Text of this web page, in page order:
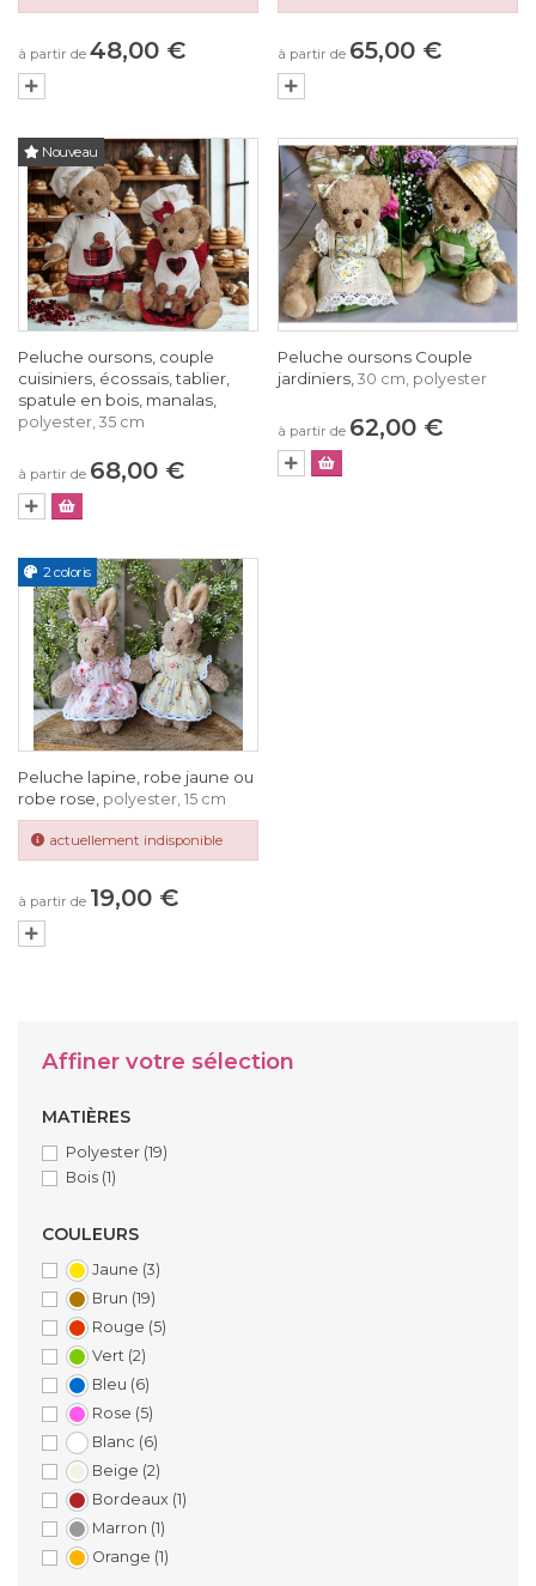
à partir de 48,00 € à partir de 65,00 €
Nouveau
Peluche oursons, couple
cuisiniers, écossais, tablier,
spatule en bois, manalas,
polyester, 35 cm
à partir de 68,00 €
Peluche oursons Couple
jardiniers, 30 cm, polyester
à partir de 62,00 €
2 coloris
Peluche lapine, robe jaune ou
robe rose, polyester, 15 cm
actuellement indisponible
à partir de 19,00 €
Affiner votre sélection
MATIÈRES
Polyester (19)
Bois (1)
COULEURS
Jaune (3)
Brun (19)
Rouge (5)
Vert (2)
Bleu (6)
Rose (5)
Blanc (6)
Beige (2)
Bordeaux (1)
Marron (1)
Orange (1)